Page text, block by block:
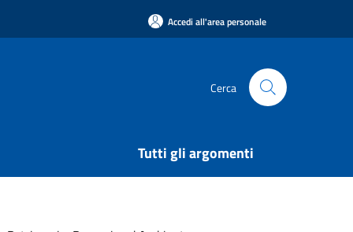
Accedi all'area personale
Cerca
Tutti gli argomenti